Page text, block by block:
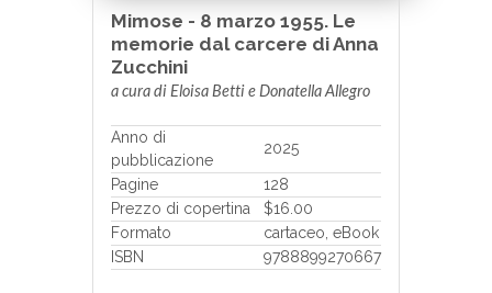
Mimose - 8 marzo 1955. Le
memorie dal carcere di Anna
Zucchini
a cura di Eloisa Betti e Donatella Allegro
Anno di
pubblicazione
2025
Pagine
128
Prezzo di copertina
$16.00
Formato
cartaceo, eBook
ISBN
9788899270667